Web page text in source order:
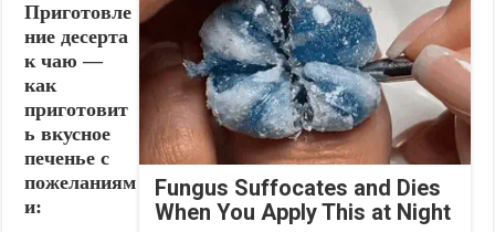
Fungus Suffocates and Dies
When You Apply This at Night
Приготовле
ние десерта
к чаю —
как
приготовит
ь вкусное
печенье с
пожеланиям
и: